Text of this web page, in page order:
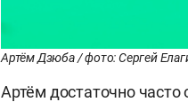
Артём Дзюба / фото: Сергей
Артём достаточно